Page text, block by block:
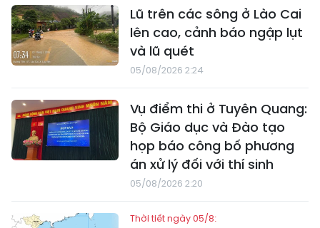
Lũ trên các sông ở Lào Cai
lên cao, cảnh báo ngập lụt
và lũ quét
05/08/2026 2:24
Vụ điểm thi ở Tuyên Quang:
Bộ Giáo dục và Đào tạo
họp báo công bố phương
án xử lý đối với thí sinh
05/08/2026 2:20
Thời tiết ngày 05/8: